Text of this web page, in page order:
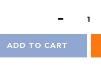
ADD TO CART